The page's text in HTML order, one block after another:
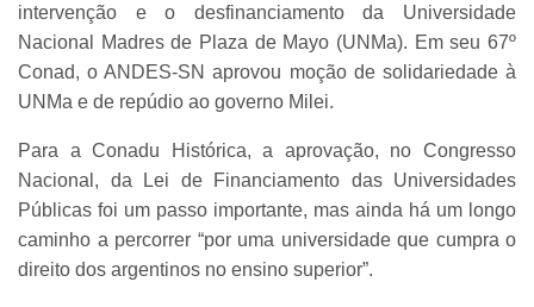
intervenção e o desfinanciamento da Universidade
Nacional Madres de Plaza de Mayo (UNMa). Em seu 67º
Conad, o ANDES-SN aprovou moção de solidariedade à
UNMa e de repúdio ao governo Milei.
Para a Conadu Histórica, a aprovação, no Congresso
Nacional, da Lei de Financiamento das Universidades
Públicas foi um passo importante, mas ainda há um longo
caminho a percorrer “por uma universidade que cumpra o
direito dos argentinos no ensino superior”.